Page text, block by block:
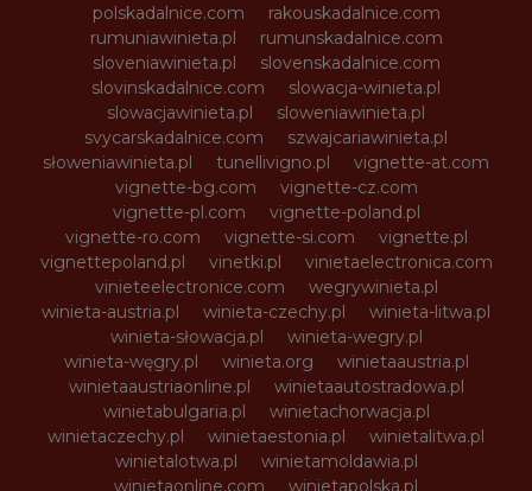
polskadalnice.com
rakouskadalnice.com
rumuniawinieta.pl
rumunskadalnice.com
sloveniawinieta.pl
slovenskadalnice.com
slovinskadalnice.com
slowacja-winieta.pl
slowacjawinieta.pl
sloweniawinieta.pl
svycarskadalnice.com
szwajcariawinieta.pl
słoweniawinieta.pl
tunellivigno.pl
vignette-at.com
vignette-bg.com
vignette-cz.com
vignette-pl.com
vignette-poland.pl
vignette-ro.com
vignette-si.com
vignette.pl
vignettepoland.pl
vinetki.pl
vinietaelectronica.com
vinieteelectronice.com
wegrywinieta.pl
winieta-austria.pl
winieta-czechy.pl
winieta-litwa.pl
winieta-słowacja.pl
winieta-wegry.pl
winieta-węgry.pl
winieta.org
winietaaustria.pl
winietaaustriaonline.pl
winietaautostradowa.pl
winietabulgaria.pl
winietachorwacja.pl
winietaczechy.pl
winietaestonia.pl
winietalitwa.pl
winietalotwa.pl
winietamoldawia.pl
winietaonline.com
winietapolska.pl